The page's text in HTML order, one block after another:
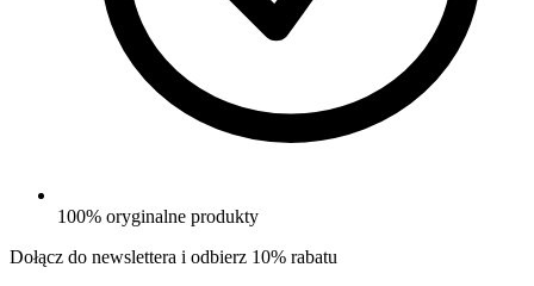
100% oryginalne produkty
Dołącz do newslettera i odbierz 10% rabatu